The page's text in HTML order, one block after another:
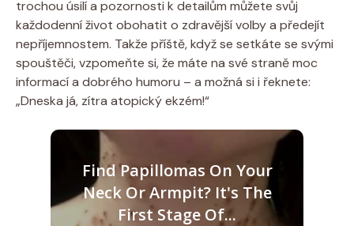
trochou úsilí a pozornosti k detailům můžete svůj
každodenní život obohatit o zdravější ⁢volby a předejít⁤
nepříjemnostem. Takže příště, když ⁤se setkáte se svými
spouštěči, vzpomeňte si, ‌že máte na své straně moc
informací a dobrého humoru – ⁣a možná si i řeknete:
„Dneska já, zítra atopický ekzém!“
Find Papillomas On Your
Neck Or Armpit? It's The
First Stage Of...